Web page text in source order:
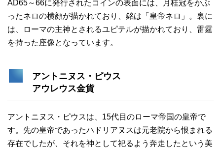
AD65～66に発行されたコインの表面には、月桂冠をかぶ
ったネロの横顔が描かれており、銘は「皇帝ネロ」。裏に
は、ローマの主神とされるユピテルが描かれており、雷霆
を持った座像となっています。
アントニヌス・ピウス
アウレウス金貨
アントニヌス・ピウスは、15代目のローマ帝国の皇帝で
す。先の皇帝であったハドリアヌスは元老院から恨まれる
存在でしたが、それを神として祀るよう奔走したという美